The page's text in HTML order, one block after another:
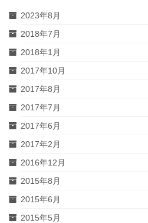
2023年8月
2018年7月
2018年1月
2017年10月
2017年8月
2017年7月
2017年6月
2017年2月
2016年12月
2015年8月
2015年6月
2015年5月